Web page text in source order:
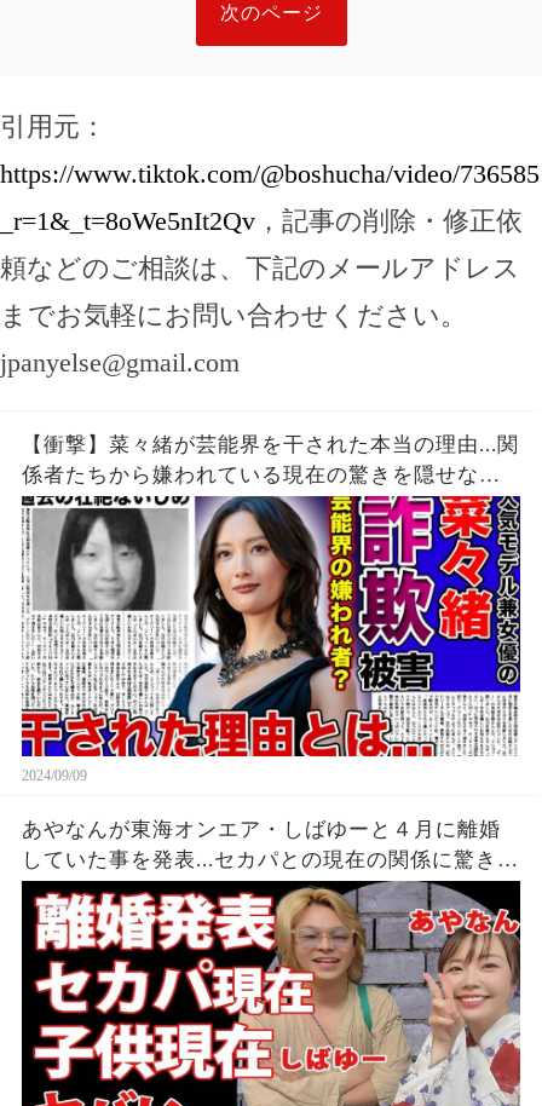
次のページ
引用元：
https://www.tiktok.com/@boshucha/video/
_r=1&_t=8oWe5nIt2Qv ，記事の削除・修正依
頼などのご相談は、下記のメールアドレス
までお気軽にお問い合わせください。
jpanyelse@gmail.com
【衝撃】菜々緒が芸能界を干された本当の理由...関
係者たちから嫌われている現在の驚きを隠せな
い！！詐欺被害にまで遭っている衝撃の現在...過去
の壮絶ないじめに一同驚愕！！
2024/09/09
あやなんが東海オンエア・しばゆーと４月に離婚
していた事を発表...セカパとの現在の関係に驚きを
隠せない...『しばゆー＆あやなん』夫婦の精神崩壊
した現在がヤバい...